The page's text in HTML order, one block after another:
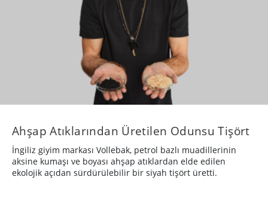
Ahşap Atıklarından Üretilen Odunsu Tişört
İngiliz giyim markası Vollebak, petrol bazlı muadillerinin
aksine kumaşı ve boyası ahşap atıklardan elde edilen
ekolojik açıdan sürdürülebilir bir siyah tişört üretti.